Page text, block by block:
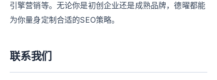
引擎营销等。无论你是初创企业还是成熟品牌，德曜都能
为你量身定制合适的SEO策略。
联系我们